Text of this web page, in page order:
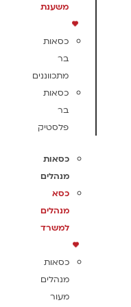
משענת
כסאות
בר
מתכווננים
כסאות
בר
פלסטיק
כסאות
מנהלים
כסא
מנהלים
למשרד
כסאות
מנהלים
מעור